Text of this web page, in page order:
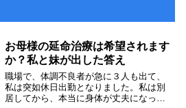
お母様の延命治療は希望されます
か？私と妹が出した答え
職場で、体調不良者が急に３人も出て、
私は突如休日出勤となりました。私は別
居してから、本当に身体が丈夫になった